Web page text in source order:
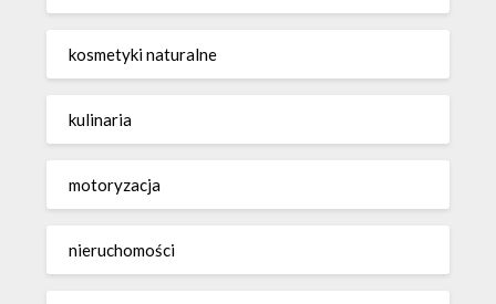
kosmetyki naturalne
kulinaria
motoryzacja
nieruchomości